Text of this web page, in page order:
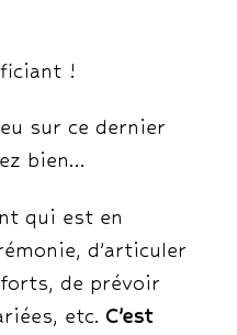
!
sur ce dernier
bien…
qui est en
d’articuler
de prévoir
etc. C’est